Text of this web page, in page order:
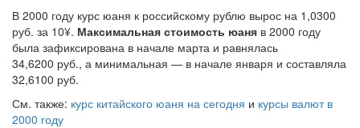
В 2000 году курс юаня к российскому рублю вырос на 1,0300
руб. за 10¥. Максимальная стоимость юаня в 2000 году
была зафиксирована в начале марта и равнялась
34,6200 руб., а минимальная — в начале января и составляла
32,6100 руб.
См. также: курс китайского юаня на сегодня и курсы валют в
2000 году